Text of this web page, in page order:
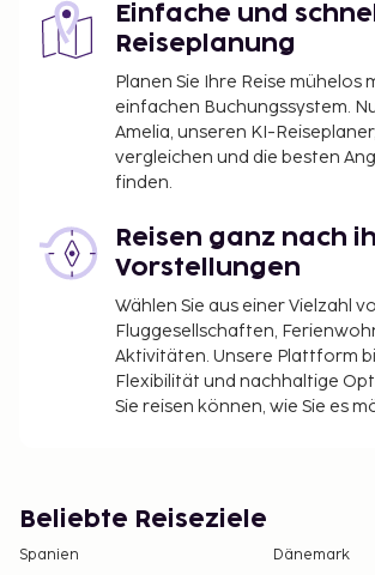
Einfache und
Reiseplanung
Planen Sie Ihre Reise mühelos
einfachen Buchungssystem.
Amelia, unseren KI-
vergleichen und die besten
finden.
Reisen ganz nach
Vorstellungen
Wählen Sie aus einer Vielzahl
Fluggesellschaften,
Aktivitäten. Unsere Plattform
Flexibilität und nachhaltige
Sie reisen können, wie Sie es
Beliebte Reiseziele
Spanien
Dänemark